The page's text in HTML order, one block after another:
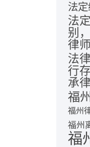
法
法
别
律师
法
行
承
福
福州
福州
福